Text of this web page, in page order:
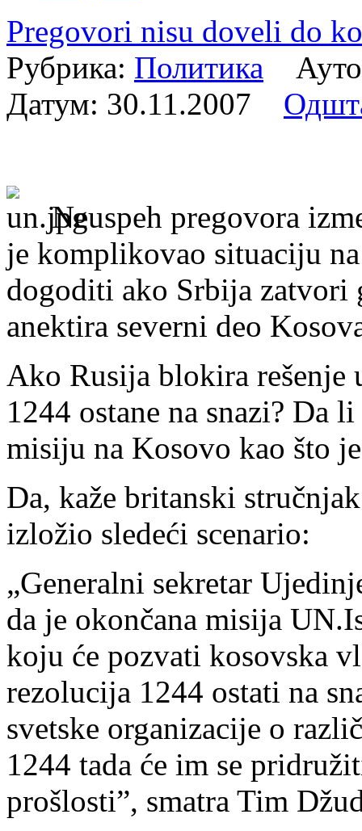
Pregovori nisu doveli do
Рубрика: Политика
Датум: 30.11.2007
Neuspeh pregovora
je komplikovao situaciju
dogoditi ako Srbija zatvori
anektira severni deo
Ako Rusija blokira rešenje
1244 ostane na snazi? Da
misiju na Kosovo kao što
Da, kaže britanski
izložio sledeći scenario:
„Generalni sekretar
da je okončana misija
koju će pozvati kosovska
rezolucija 1244 ostati na
svetske organizacije o
1244 tada će im se
prošlosti”, smatra Tim